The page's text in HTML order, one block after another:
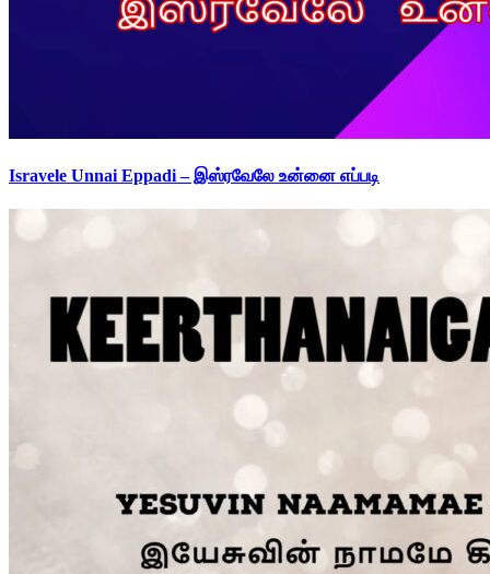
Isravele Unnai Eppadi – இஸ்ரவேலே உன்னை எப்படி